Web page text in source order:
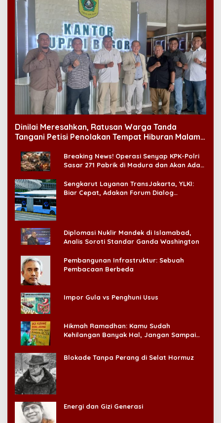
Dinilai Meresahkan, Ratusan Warga Tanda
Tangani Petisi Penolakan Tempat Hiburan Malam
Breaking News! Operasi Senyap KPK-Polri
Sasar 271 Pabrik di Madura dan Akan Ada
Sengkarut Layanan TransJakarta, YLKI:
Biar Cepat, Adakan Forum Dialog
Diplomasi Nuklir Mandek di Islamabad,
Analis Soroti Standar Ganda Washington
Pembangunan Infrastruktur: Sebuah
Pembacaan Berbeda
Impor Gula vs Penghuni Usus
Hikmah Ramadhan: Kamu Sudah
Kehilangan Banyak Hal, Jangan Sampai
Blokade Tanpa Perang di Selat Hormuz
Energi dan Gizi Generasi